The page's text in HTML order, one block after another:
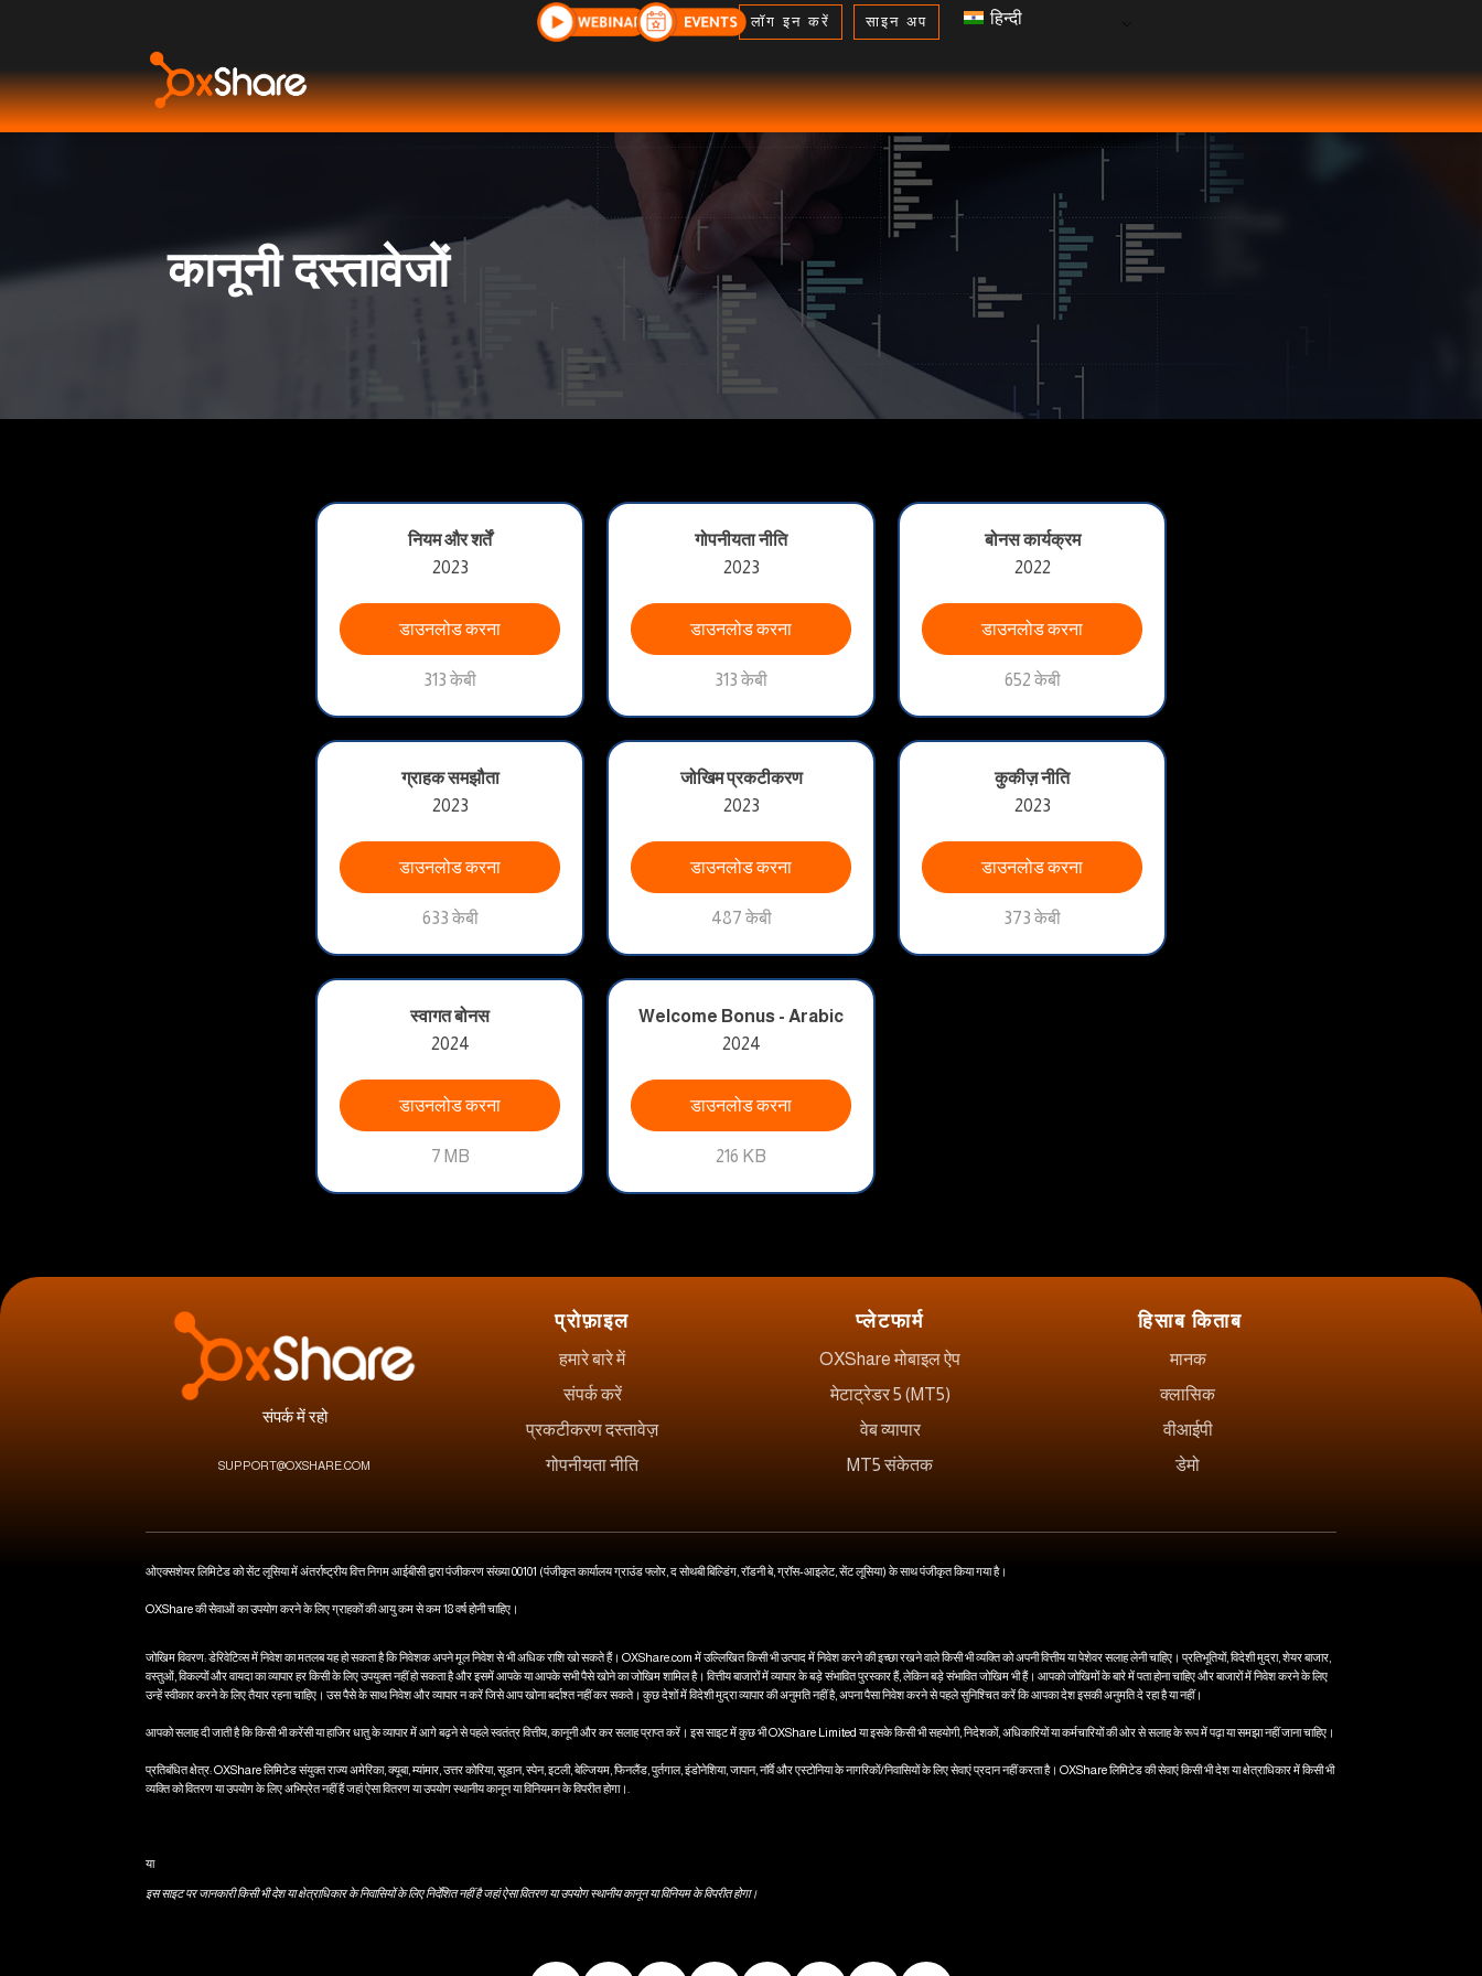
लॉग इन करें साइन अप हिन्दी
कानूनी दस्तावेजों
नियम और शर्तें
2023
डाउनलोड करना
313 केबी
गोपनीयता नीति
2023
डाउनलोड करना
313 केबी
बोनस कार्यक्रम
2022
डाउनलोड करना
652 केबी
ग्राहक समझौता
2023
डाउनलोड करना
633 केबी
जोखिम प्रकटीकरण
2023
डाउनलोड करना
487 केबी
कुकीज़ नीति
2023
डाउनलोड करना
373 केबी
स्वागत बोनस
2024
डाउनलोड करना
7 MB
Welcome Bonus - Arabic
2024
डाउनलोड करना
216 KB
संपर्क में रहो
SUPPORT@OXSHARE.COM
प्रोफ़ाइल
हमारे बारे में
संपर्क करें
प्रकटीकरण दस्तावेज़
गोपनीयता नीति
प्लेटफार्म
OXShare मोबाइल ऐप
मेटाट्रेडर 5 (MT5)
वेब व्यापार
MT5 संकेतक
हिसाब किताब
मानक
क्लासिक
वीआईपी
डेमो
ओएक्सशेयर लिमिटेड को सेंट लूसिया में अंतर्राष्ट्रीय वित्त निगम आईबीसी द्वारा पंजीकरण संख्या 00101 (पंजीकृत कार्यालय ग्राउंड फ्लोर, द सोथबी बिल्डिंग, रॉडनी बे, ग्रॉस-आइलेट, सेंट लूसिया) के साथ पंजीकृत किया गया है।
OXShare की सेवाओं का उपयोग करने के लिए ग्राहकों की आयु कम से कम 18 वर्ष होनी चाहिए।
जोखिम विवरण: डेरिवेटिव्स में निवेश का मतलब यह हो सकता है कि निवेशक अपने मूल निवेश से भी अधिक राशि खो सकते हैं। OXShare.com में उल्लिखित किसी भी उत्पाद में निवेश करने की इच्छा रखने वाले किसी भी व्यक्ति को अपनी वित्तीय या पेशेवर सलाह लेनी चाहिए। प्रतिभूतियों, विदेशी मुद्रा, शेयर बाजार,
वस्तुओं, विकल्पों और वायदा का व्यापार हर किसी के लिए उपयुक्त नहीं हो सकता है और इसमें आपके या आपके सभी पैसे खोने का जोखिम शामिल है। वित्तीय बाजारों में व्यापार के बड़े संभावित पुरस्कार हैं, लेकिन बड़े संभावित जोखिम भी हैं। आपको जोखिमों के बारे में पता होना चाहिए और बाजारों में निवेश करने के लिए
उन्हें स्वीकार करने के लिए तैयार रहना चाहिए। उस पैसे के साथ निवेश और व्यापार न करें जिसे आप खोना बर्दाश्त नहीं कर सकते। कुछ देशों में विदेशी मुद्रा व्यापार की अनुमति नहीं है, अपना पैसा निवेश करने से पहले सुनिश्चित करें कि आपका देश इसकी अनुमति दे रहा है या नहीं।
आपको सलाह दी जाती है कि किसी भी करेंसी या हाजिर धातु के व्यापार में आगे बढ़ने से पहले स्वतंत्र वित्तीय, कानूनी और कर सलाह प्राप्त करें। इस साइट में कुछ भी OXShare Limited या इसके किसी भी सहयोगी, निदेशकों, अधिकारियों या कर्मचारियों की ओर से सलाह के रूप में पढ़ा या समझा नहीं जाना चाहिए।
प्रतिबंधित क्षेत्र: OXShare लिमिटेड संयुक्त राज्य अमेरिका, क्यूबा, म्यांमार, उत्तर कोरिया, सूडान, स्पेन, इटली, बेल्जियम, फिनलैंड, पुर्तगाल, इंडोनेशिया, जापान, नॉर्वे और एस्टोनिया के नागरिकों/निवासियों के लिए सेवाएं प्रदान नहीं करता है। OXShare लिमिटेड की सेवाएं किसी भी देश या क्षेत्राधिकार में किसी भी
व्यक्ति को वितरण या उपयोग के लिए अभिप्रेत नहीं हैं जहां ऐसा वितरण या उपयोग स्थानीय कानून या विनियमन के विपरीत होगा।.
या
इस साइट पर जानकारी किसी भी देश या क्षेत्राधिकार के निवासियों के लिए निर्देशित नहीं है जहां ऐसा वितरण या उपयोग स्थानीय कानून या विनियम के विपरीत होगा।